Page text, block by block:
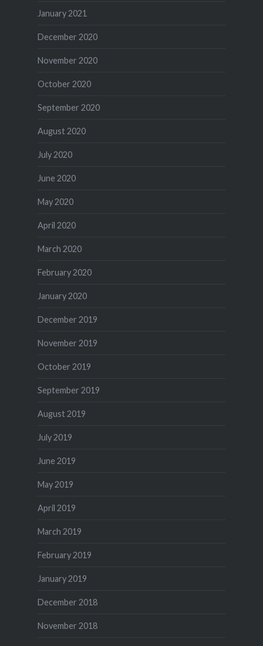
January 2021
December 2020
November 2020
October 2020
September 2020
August 2020
July 2020
June 2020
May 2020
April 2020
March 2020
February 2020
January 2020
December 2019
November 2019
October 2019
September 2019
August 2019
July 2019
June 2019
May 2019
April 2019
March 2019
February 2019
January 2019
December 2018
November 2018